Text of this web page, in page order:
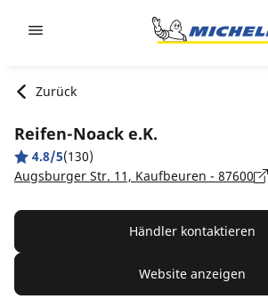
Zurück
Reifen-Noack e.K.
4.8/5(130)
Augsburger Str. 11, Kaufbeuren - 87600
Händler kontaktieren
Website anzeigen